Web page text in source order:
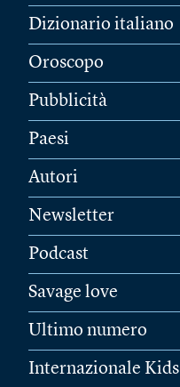
Dizionario italiano
Oroscopo
Pubblicità
Paesi
Autori
Newsletter
Podcast
Savage love
Ultimo numero
Internazionale Kids